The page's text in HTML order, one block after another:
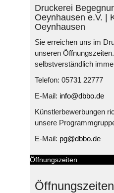
Druckerei
Oeynhausen e.V. |
Oeynhausen
Sie erreichen uns im
unseren
selbstverständlich
Telefon: 05731 22777
E-Mail: info@dbbo.de
Künstlerbewerbungen
unsere
E-Mail: pg@dbbo.de
Öffnungszeiten
Öffnungszeiten